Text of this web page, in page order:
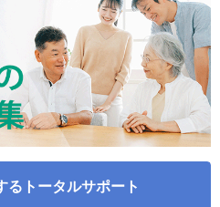
るトータルサポート